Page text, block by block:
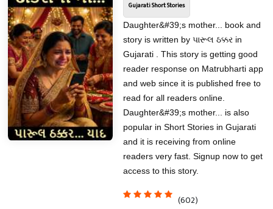
Gujarati Short Stories
Daughter&#39;s mother... book and
story is written by પારૂલ ઠક્કર in
Gujarati . This story is getting good
reader response on Matrubharti app
and web since it is published free to
read for all readers online.
Daughter&#39;s mother... is also
popular in Short Stories in Gujarati
and it is receiving from online
readers very fast. Signup now to get
access to this story.
(602)